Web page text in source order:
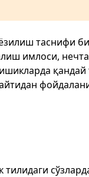
таснифи
имлоси,